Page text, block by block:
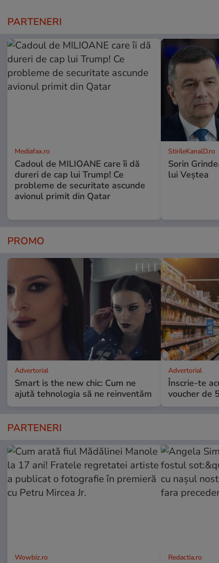
PARTENERI
Mediafax.ro
Cadoul de MILIOANE care îi dă
dureri de cap lui Trump! Ce
probleme de securitate ascunde
avionul primit din Qatar
StirileKanalD.ro
Sorin
lui Veștea
PROMO
Advertorial
Smart is the new chic: Cum ne
ajută tehnologia să ne reinventăm
Advertorial
Înscrie-te
voucher de
PARTENERI
Wowbiz.ro Redactia.ro